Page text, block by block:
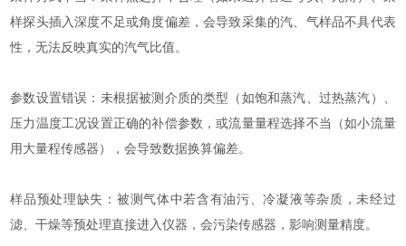
样探头插入深度不足或角度偏差，会导致采集的汽、气样品不具代表
性，无法反映真实的汽气比值。
参数设置错误：未根据被测介质的类型（如饱和蒸汽、过热蒸汽）、
压力温度工况设置正确的补偿参数，或流量量程选择不当（如小流量
用大量程传感器），会导致数据换算偏差。
样品预处理缺失：被测气体中若含有油污、冷凝液等杂质，未经过
滤、干燥等预处理直接进入仪器，会污染传感器，影响测量精度。